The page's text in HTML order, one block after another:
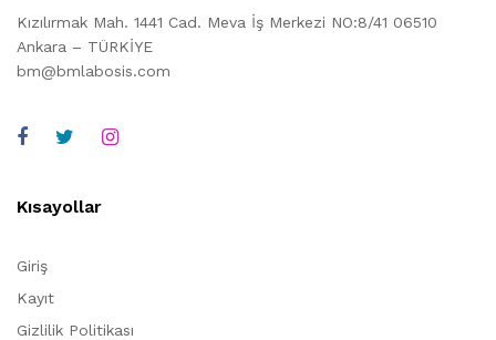
Kızılırmak Mah. 1441 Cad. Meva İş Merkezi NO:8/41 06510
Ankara – TÜRKİYE
bm@bmlabosis.com
Kısayollar
Giriş
Kayıt
Gizlilik Politikası